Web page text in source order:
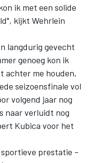
ik met een solide
kijkt Wehrlein
langdurig gevecht
genoeg kon ik
achter me houden,
seizoensfinale vol
volgend jaar nog
naar verluidt nog
Kubica voor het
prestatie –